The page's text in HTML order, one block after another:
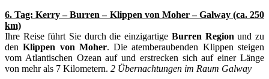
6. Tag: Kerry – Burren – Klippen von Moher – Galway (ca. 250
km)
Ihre Reise führt Sie durch die einzigartige Burren Region und zu
denKlippen von Moher. Die atemberaubenden Klippen steigen
vom Atlantischen Ozean auf und erstrecken sich auf einer Länge
von mehr als 7 Kilometern. 2 Übernachtungen im Raum Galway